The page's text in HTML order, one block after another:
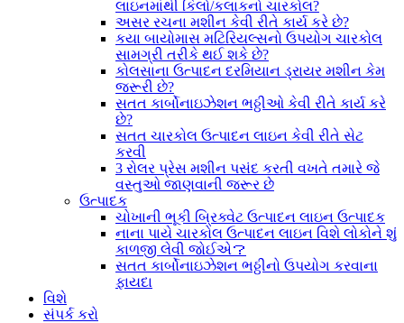
લાઇનમાંથી કિલો/કલાકનો ચારકોલ?
અસર રચના મશીન કેવી રીતે કાર્ય કરે છે?
કયા બાયોમાસ મટિરિયલ્સનો ઉપયોગ ચારકોલ
સામગ્રી તરીકે થઈ શકે છે?
કોલસાના ઉત્પાદન દરમિયાન ડ્રાયર મશીન કેમ
જરૂરી છે?
સતત કાર્બોનાઇઝેશન ભઠ્ઠીઓ કેવી રીતે કાર્ય કરે
છે?
સતત ચારકોલ ઉત્પાદન લાઇન કેવી રીતે સેટ
કરવી
3 રોલર પ્રેસ મશીન પસંદ કરતી વખતે તમારે જે
વસ્તુઓ જાણવાની જરૂર છે
ઉત્પાદક
ચોખાની ભૂકી બ્રિક્વેટ ઉત્પાદન લાઇન ઉત્પાદક
નાના પાયે ચારકોલ ઉત્પાદન લાઇન વિશે લોકોને શું
કાળજી લેવી જોઈએ？
સતત કાર્બોનાઇઝેશન ભઠ્ઠીનો ઉપયોગ કરવાના
ફાયદા
વિશે
સંપર્ક કરો